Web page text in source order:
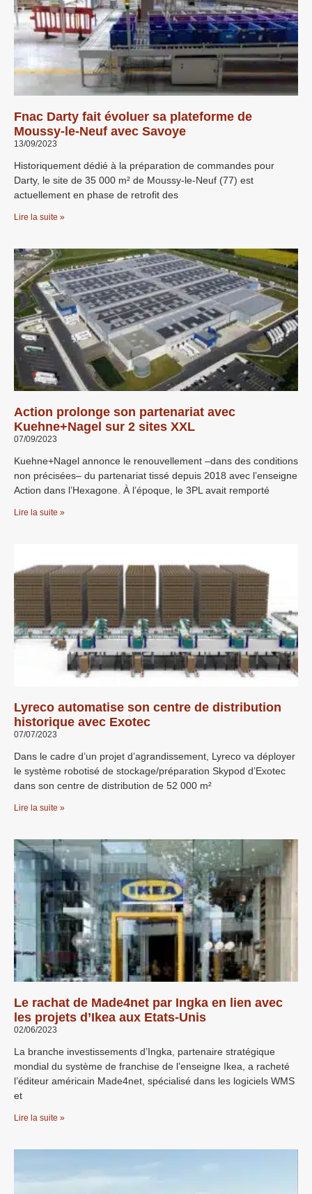
Fnac Darty fait évoluer sa plateforme de
Moussy-le-Neuf avec Savoye
13/09/2023
Historiquement dédié à la préparation de commandes pour
Darty, le site de 35 000 m² de Moussy-le-Neuf (77) est
actuellement en phase de retrofit des
Lire la suite »
Action prolonge son partenariat avec
Kuehne+Nagel sur 2 sites XXL
07/09/2023
Kuehne+Nagel annonce le renouvellement –dans des conditions
non précisées– du partenariat tissé depuis 2018 avec l’enseigne
Action dans l’Hexagone. À l’époque, le 3PL avait remporté
Lire la suite »
Lyreco automatise son centre de distribution
historique avec Exotec
07/07/2023
Dans le cadre d’un projet d’agrandissement, Lyreco va déployer
le système robotisé de stockage/préparation Skypod d’Exotec
dans son centre de distribution de 52 000 m²
Lire la suite »
Le rachat de Made4net par Ingka en lien avec
les projets d’Ikea aux Etats-Unis
02/06/2023
La branche investissements d’Ingka, partenaire stratégique
mondial du système de franchise de l’enseigne Ikea, a racheté
l’éditeur américain Made4net, spécialisé dans les logiciels WMS
et
Lire la suite »